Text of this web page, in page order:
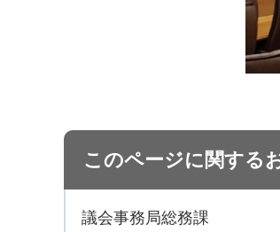
このページに関する
議会事務局総務課